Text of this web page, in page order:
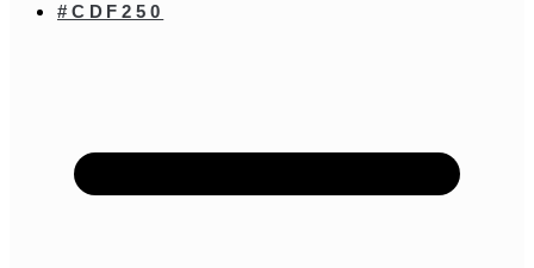
#CDF250